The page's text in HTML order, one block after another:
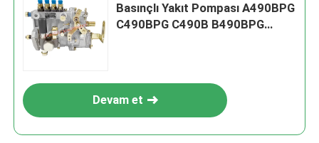
Basınçlı Yakıt Pompası A490BPG
C490BPG C490B B490BPG
Devam et